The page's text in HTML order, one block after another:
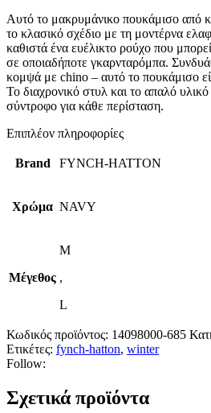
Αυτό το μακρυμάνικο πουκάμισο από
το κλασικό σχέδιο με τη μοντέρνα
καθιστά ένα ευέλικτο ρούχο που
σε οποιαδήποτε γκαρνταρόμπα.
κομψά με chino – αυτό το πουκάμισο
Το διαχρονικό στυλ και το απαλό υλικό
σύντροφο για κάθε περίσταση.
Επιπλέον πληροφορίες
Brand FYNCH-HATTON
Χρώμα NAVY
Μέγεθος
M
,
L
Κωδικός προϊόντος: 14098000-685
Ετικέτες: fynch-hatton, winter
Follow:
Σχετικά προϊόντα